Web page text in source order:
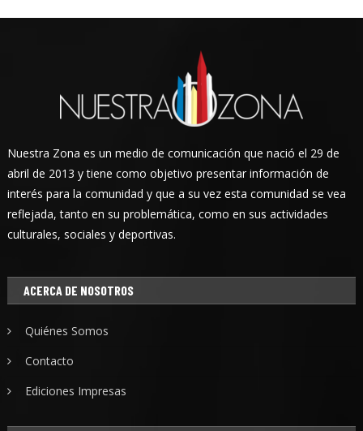
Nuestra Zona es un medio de comunicación que nació el 29 de
abril de 2013 y tiene como objetivo presentar información de
interés para la comunidad y que a su vez esta comunidad se vea
reflejada, tanto en su problemática, como en sus actividades
culturales, sociales y deportivas.
ACERCA DE NOSOTROS
Quiénes Somos
Contacto
Ediciones Impresas